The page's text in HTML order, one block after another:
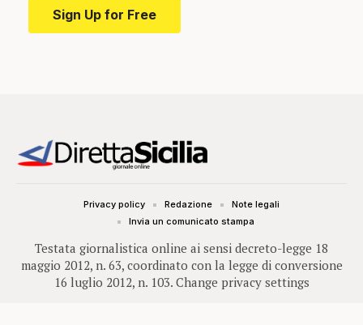
Sign Up for Free
Testata giornalistica online ai sensi decreto-legge 18
maggio 2012, n. 63, coordinato con la legge di conversione
16 luglio 2012, n. 103. Change privacy settings
Privacy policy Redazione
Note legali
Invia un comunicato stampa